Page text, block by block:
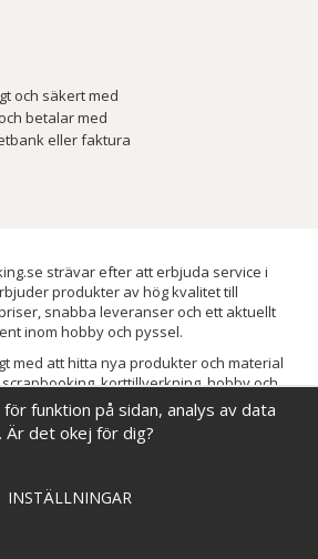
och säkert med
betalar med
eller faktura
strävar efter att erbjuda service i
produkter av hög kvalitet till
snabba leveranser och ett aktuellt
inom hobby och pyssel.
med att hitta nya produkter och material
korttillverkning, hobby och
sortimentet och löpande förbättra och
du alltid kan hitta det du behöver hos oss.
funktion på sidan, analys av data
Är det okej för dig?
INSTÄLLNINGAR